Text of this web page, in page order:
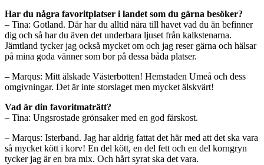
Har du några favoritplatser i landet som du gärna besöker?
– Tina: Gotland. Där har du alltid nära till havet vad du än befinner
dig och så har du även det underbara ljuset från kalkstenarna.
Jämtland tycker jag också mycket om och jag reser gärna och hälsar
på mina goda vänner som bor på dessa båda platser.
– Marqus: Mitt älskade Västerbotten! Hemstaden Umeå och dess
omgivningar. Det är inte storslaget men mycket älskvärt!
Vad är din favoritmaträtt?
– Tina: Ungsrostade grönsaker med en god färskost.
– Marqus: Isterband. Jag har aldrig fattat det här med att det ska vara
så mycket kött i korv! En del kött, en del fett och en del korngryn
tycker jag är en bra mix. Och hårt syrat ska det vara.